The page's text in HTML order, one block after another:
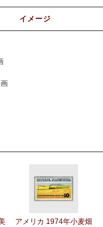
イメージ
アメリカ 1974年小麦畑